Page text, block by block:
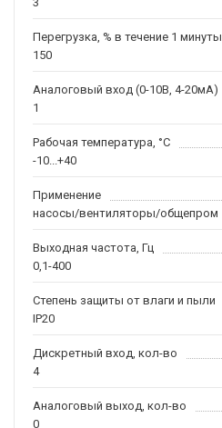
Перегрузка, % в течение 1 минуты
150
Аналоговый вход (0-10В, 4-20мА)
1
Рабочая температура, °С
-10...+40
Применение
насосы/вентиляторы/общепром
Выходная частота, Гц
0,1-400
Степень защиты от влаги и пыли
IP20
Дискретный вход, кол-во
4
Аналоговый выход, кол-во
0